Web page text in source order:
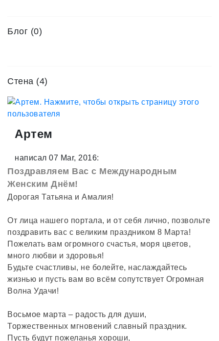
Блог (0)
Стена (4)
Артем
написал 07 Mar, 2016:
Поздравляем Вас с Международным
Женским Днём!
Дорогая Татьяна и Амалия!
От лица нашего портала, и от себя лично, позвольте
поздравить вас с великим праздником 8 Марта!
Пожелать вам огромного счастья, моря цветов,
много любви и здоровья!
Будьте счастливы, не болейте, наслаждайтесь
жизнью и пусть вам во всём сопутствует Огромная
Волна Удачи!
Восьмое марта – радость для души,
Торжественных мгновений славный праздник.
Пусть будут пожеланья хороши,